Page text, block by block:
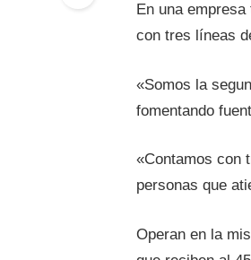
En una
con tres líneas
«Somos la
fomentando
«Contamos con
personas que
Operan en la